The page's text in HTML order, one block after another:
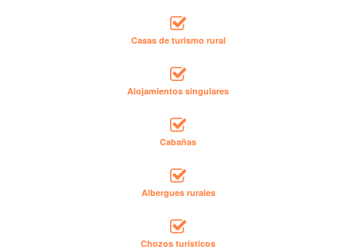
Casas de turismo rural
Alojamientos singulares
Cabañas
Albergues rurales
Chozos turísticos